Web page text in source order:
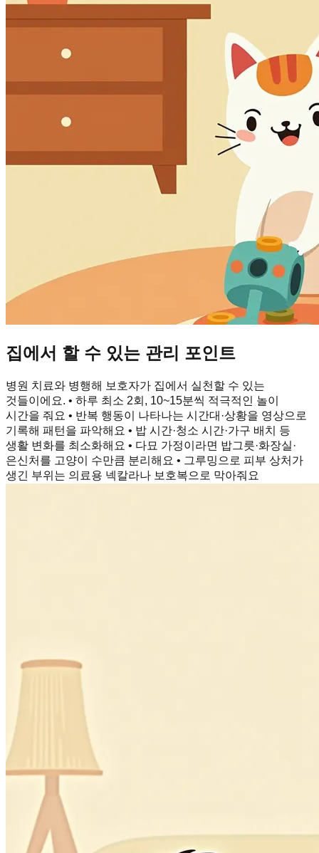
집에서 할 수 있는 관리 포인트
병원 치료와 병행해 보호자가 집에서 실천할 수 있는
것들이에요. • 하루 최소 2회, 10~15분씩 적극적인 놀이
시간을 줘요 • 반복 행동이 나타나는 시간대·상황을 영상으로
기록해 패턴을 파악해요 • 밥 시간·청소 시간·가구 배치 등
생활 변화를 최소화해요 • 다묘 가정이라면 밥그릇·화장실·
은신처를 고양이 수만큼 분리해요 • 그루밍으로 피부 상처가
생긴 부위는 의료용 넥칼라나 보호복으로 막아줘요